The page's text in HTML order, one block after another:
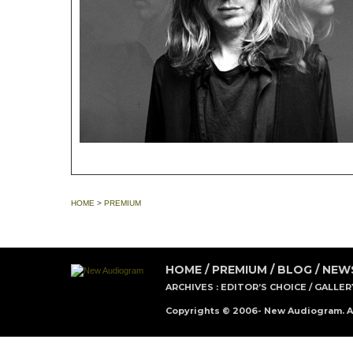
HOME > PREMIUM
HOME / PREMIUM / BLOG /
ARCHIVES : EDITOR’S CHOICE /
Copyrights © 2006- New Audiogram.